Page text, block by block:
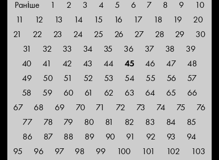
Раніше 1 2 3 4 5 6 7 8 9
10
11
12 13 14 15 16 17 18 19
20
21
22 23 24 25 26 27 28 29
30
31
32 33 34 35 36 37 38
39
40
41 42 43 44 45 46 47
48
49
50 51 52 53 54 55 56
57
58
59 60 61 62 63 64 65
66
67
68 69 70 71 72 73 74 75
76
77
78 79 80 81 82 83 84
85
86
87 88 89 90 91 92 93
94
95
96 97 98 99 100 101 102 103